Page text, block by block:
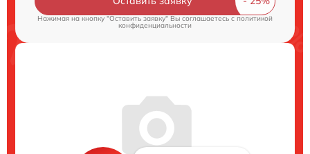
Нажимая на кнопку "Оставить заявку" Вы соглашаетесь cполитикой
конфиденциальности